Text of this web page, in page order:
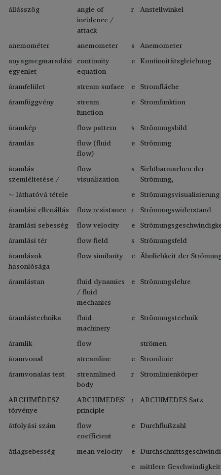
állásszög
angle of
incidence /
attack
r Anstellwinkel
anemométer anemometer s Anemometer
anyagmegmaradási
egyenlet
continuity
equation
e Kontinuitätsgleichung
áramfelület stream surface e Stromfläche
áramfüggvény
stream
function
e Stromfunktion
áramkép flow pattern s Strömungsbild
áramlás
flow (fluid
flow)
e Strömung
áramlás
szemléltetése /
flow
visualization
s Sichtbarmachen der
Strömung,
~ láthatóvá tétele
e Strömungsvisualisierung
áramlási ellenállás
flow resistance r
Strömungswiderstand
áramlási sebesség
flow velocity e
áramlási tér
flow field s Strömungsfeld
áramlások
hasonlósága
flow similarity e Ähnlichkeit der
áramlástan
fluid dynamics
/ fluid
mechanics
e Strömungslehre
áramlástechnika
fluid
machinery
e Strömungstechnik
áramlik flow
strömen
áramvonal
streamline e Stromlinie
áramvonalas test
streamlined
body
r Stromlinienkörper
ARCHIMÉDESZ
törvénye
ARCHIMEDES`
principle
r ARCHIMEDES Satz
átfolyási szám
flow
coefficient
e Durchflußzahl
átlagsebesség mean velocity e
e mittlere Geschwindigkeit